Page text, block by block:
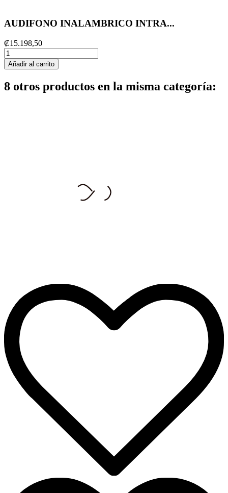
AUDIFONO INALAMBRICO INTRA...
₡15.198,50
Añadir al carrito
8 otros productos en la misma categoría: